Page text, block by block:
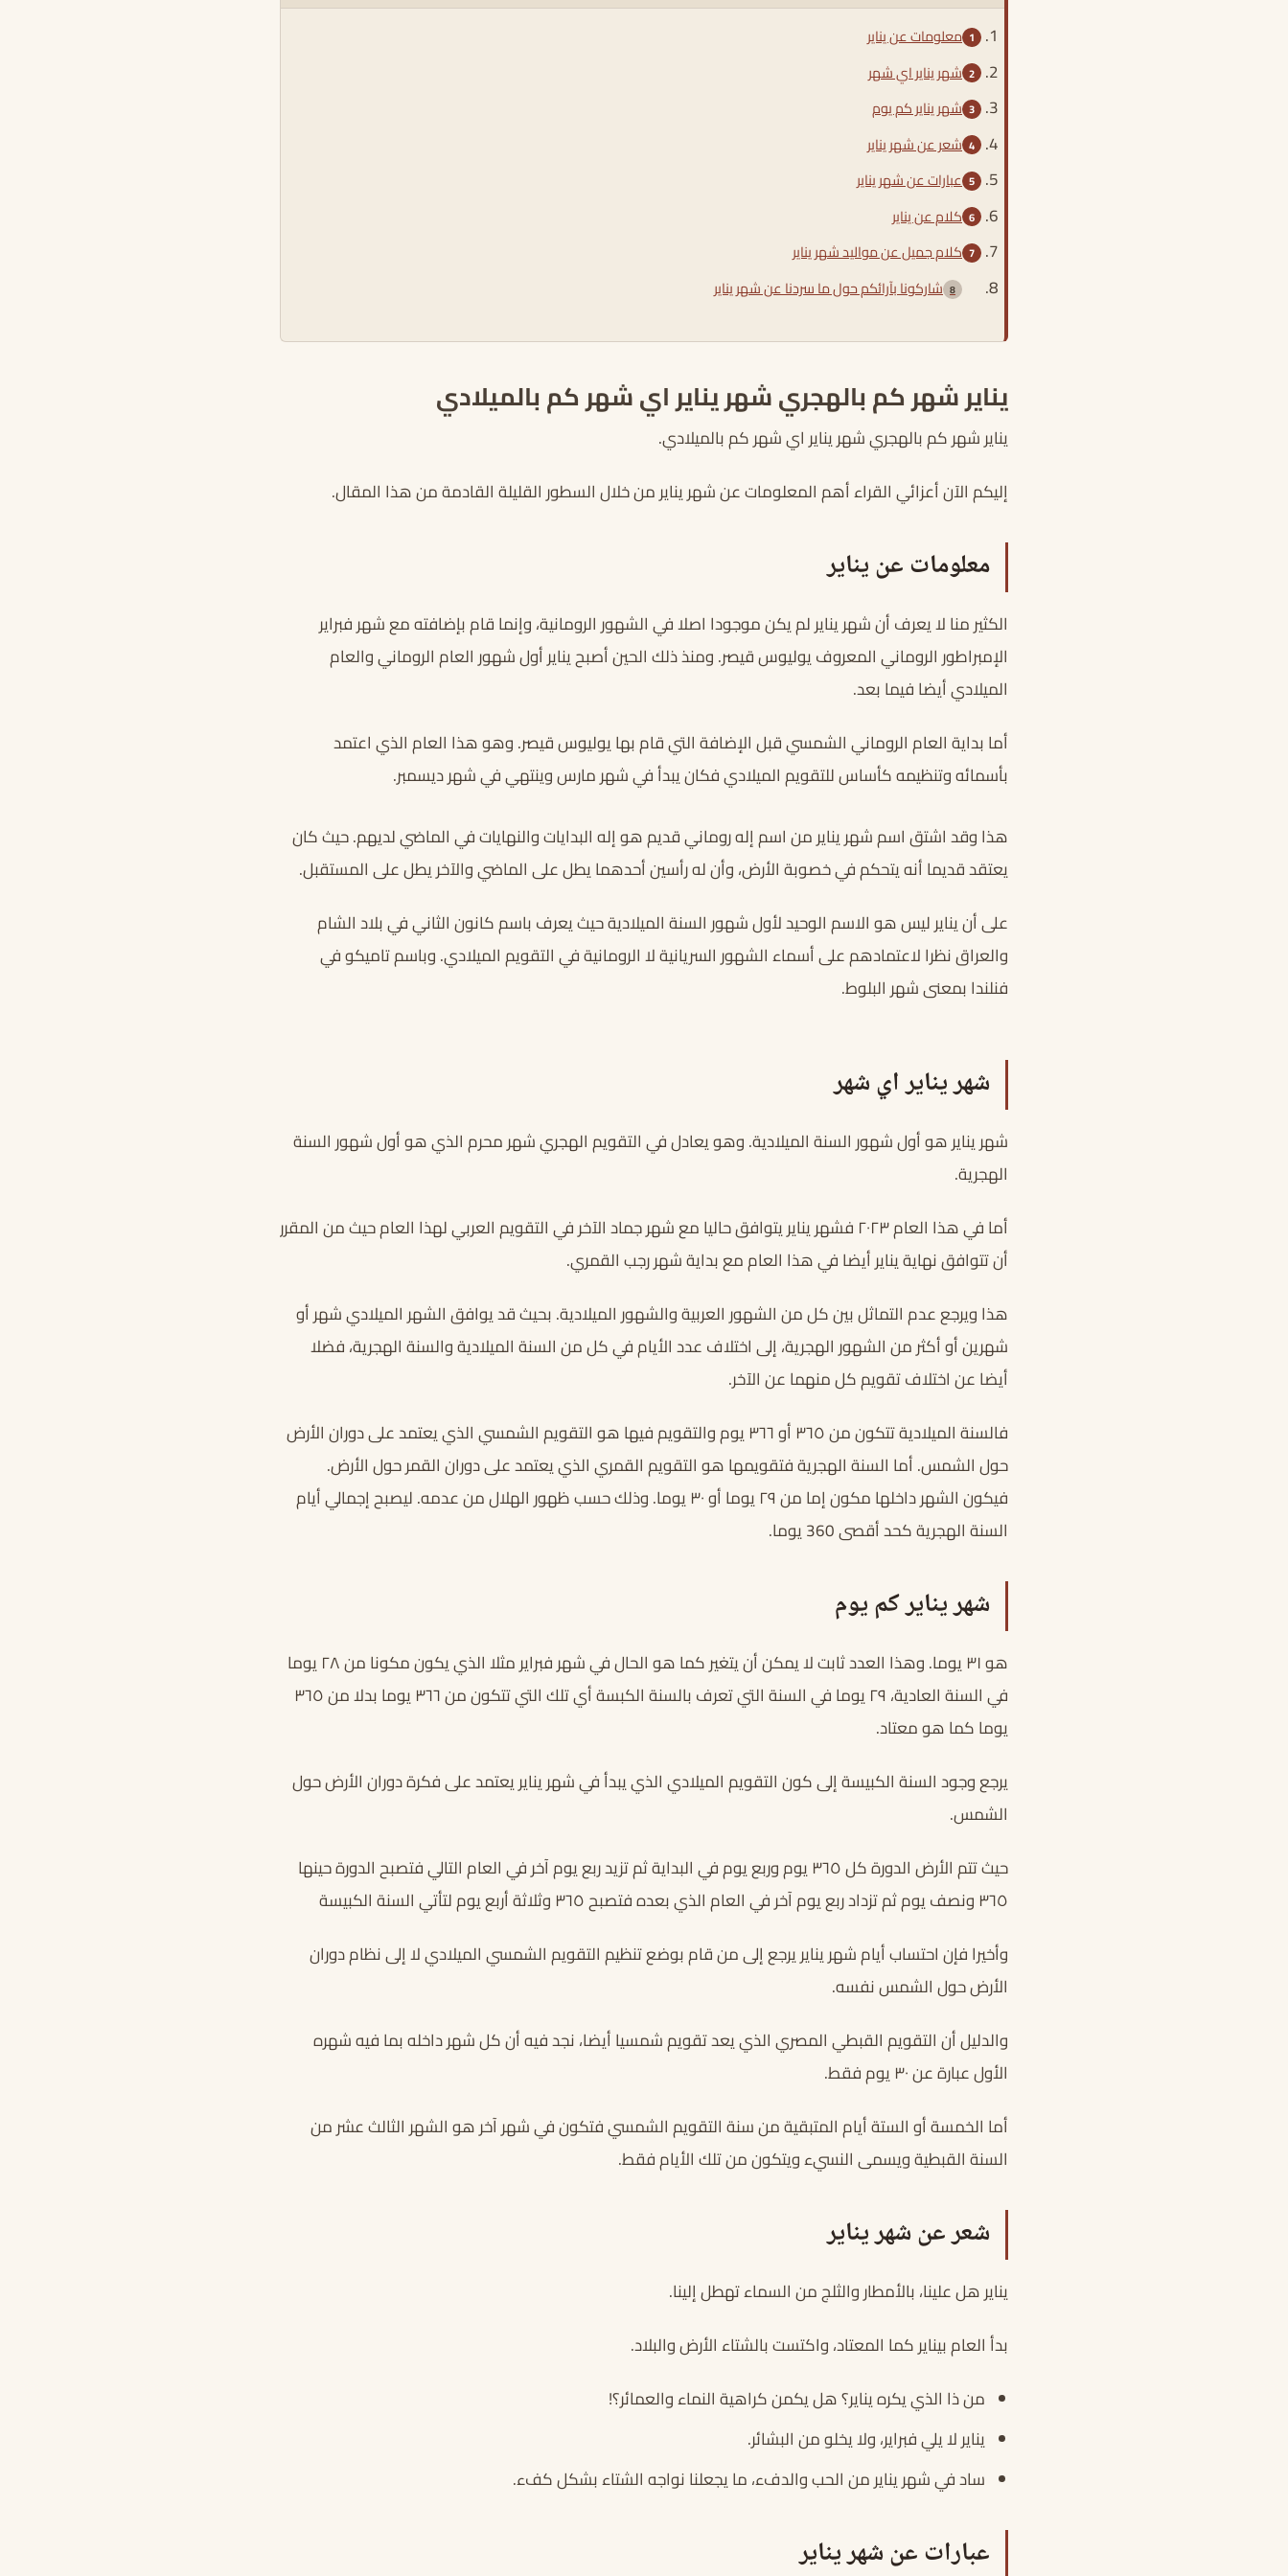
معلومات عن يناير
شهر يناير اي شهر
شهر يناير كم يوم
شعر عن شهر يناير
عبارات عن شهر يناير
كلام عن يناير
كلام جميل عن مواليد شهر يناير
شاركونا بآرائكم حول ما سردنا عن شهر يناير
يناير شهر كم بالهجري شهر يناير اي شهر كم بالميلادي
يناير شهر كم بالهجري شهر يناير اي شهر كم بالميلادي.
إليكم الآن أعزائي القراء أهم المعلومات عن شهر يناير من خلال السطور القليلة القادمة من هذا المقال.
معلومات عن يناير
الكثير منا لا يعرف أن شهر يناير لم يكن موجودا اصلا في الشهور الرومانية، وإنما قام بإضافته مع شهر فبراير
الإمبراطور الروماني المعروف يوليوس قيصر. ومنذ ذلك الحين أصبح يناير أول شهور العام الروماني والعام
الميلادي أيضا فيما بعد.
أما بداية العام الروماني الشمسي قبل الإضافة التي قام بها يوليوس قيصر. وهو هذا العام الذي اعتمد
بأسمائه وتنظيمه كأساس للتقويم الميلادي فكان يبدأ في شهر مارس وينتهي في شهر ديسمبر.
هذا وقد اشتق اسم شهر يناير من اسم إله روماني قديم هو إله البدايات والنهايات في الماضي لديهم. حيث كان
يعتقد قديما أنه يتحكم في خصوبة الأرض، وأن له رأسين أحدهما يطل على الماضي والآخر يطل على المستقبل.
على أن يناير ليس هو الاسم الوحيد لأول شهور السنة الميلادية حيث يعرف باسم كانون الثاني في بلاد الشام
والعراق نظرا لاعتمادهم على أسماء الشهور السريانية لا الرومانية في التقويم الميلادي. وباسم تاميكو في
فنلندا بمعنى شهر البلوط.
شهر يناير اي شهر
شهر يناير هو أول شهور السنة الميلادية. وهو يعادل في التقويم الهجري شهر محرم الذي هو أول شهور السنة
الهجرية.
أما في هذا العام ٢٠٢٣ فشهر يناير يتوافق حاليا مع شهر جماد الآخر في التقويم العربي لهذا العام حيث من المقرر
أن تتوافق نهاية يناير أيضا في هذا العام مع بداية شهر رجب القمري.
هذا ويرجع عدم التماثل بين كل من الشهور العربية والشهور الميلادية. بحيث قد يوافق الشهر الميلادي شهر أو
شهرين أو أكثر من الشهور الهجرية، إلى اختلاف عدد الأيام في كل من السنة الميلادية والسنة الهجرية، فضلا
أيضا عن اختلاف تقويم كل منهما عن الآخر.
فالسنة الميلادية تتكون من ٣٦٥ أو ٣٦٦ يوم والتقويم فيها هو التقويم الشمسي الذي يعتمد على دوران الأرض
حول الشمس. أما السنة الهجرية فتقويمها هو التقويم القمري الذي يعتمد على دوران القمر حول الأرض.
فيكون الشهر داخلها مكون إما من ٢٩ يوما أو ٣٠ يوما. وذلك حسب ظهور الهلال من عدمه. ليصبح إجمالي أيام
السنة الهجرية كحد أقصى 360 يوما.
شهر يناير كم يوم
هو ٣١ يوما. وهذا العدد ثابت لا يمكن أن يتغير كما هو الحال في شهر فبراير مثلا الذي يكون مكونا من ٢٨ يوما
في السنة العادية، ٢٩ يوما في السنة التي تعرف بالسنة الكبسة أي تلك التي تتكون من ٣٦٦ يوما بدلا من ٣٦٥
يوما كما هو معتاد.
يرجع وجود السنة الكبيسة إلى كون التقويم الميلادي الذي يبدأ في شهر يناير يعتمد على فكرة دوران الأرض حول
الشمس.
حيث تتم الأرض الدورة كل ٣٦٥ يوم وربع يوم في البداية ثم تزيد ربع يوم آخر في العام التالي فتصبح الدورة حينها
٣٦٥ ونصف يوم ثم تزداد ربع يوم آخر في العام الذي بعده فتصبح ٣٦٥ وثلاثة أربع يوم لتأتي السنة الكبيسة
وأخيرا فإن احتساب أيام شهر يناير يرجع إلى من قام بوضع تنظيم التقويم الشمسي الميلادي لا إلى نظام دوران
الأرض حول الشمس نفسه.
والدليل أن التقويم القبطي المصري الذي يعد تقويم شمسيا أيضا، نجد فيه أن كل شهر داخله بما فيه شهره
الأول عبارة عن ٣٠ يوم فقط.
أما الخمسة أو الستة أيام المتبقية من سنة التقويم الشمسي فتكون في شهر آخر هو الشهر الثالث عشر من
السنة القبطية ويسمى النسيء ويتكون من تلك الأيام فقط.
شعر عن شهر يناير
يناير هل علينا، بالأمطار والثلج من السماء تهطل إلينا.
بدأ العام بيناير كما المعتاد، واكتست بالشتاء الأرض والبلاد.
من ذا الذي يكره يناير؟ هل يكمن كراهية النماء والعمائر؟!
يناير لا يلي فبراير، ولا يخلو من البشائر.
ساد في شهر يناير من الحب والدفء، ما يجعلنا نواجه الشتاء بشكل كفء.
عبارات عن شهر يناير